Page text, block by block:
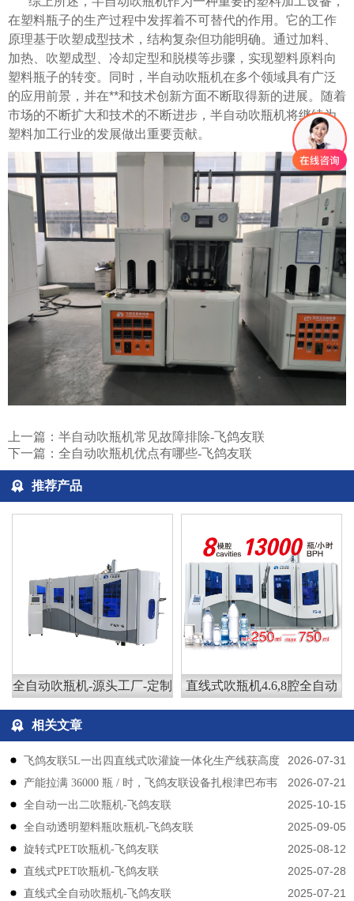
在塑料瓶子的生产过程中发挥着不可替代的作用。它的工作
原理基于吹塑成型技术，结构复杂但功能明确。通过加料、
加热、吹塑成型、冷却定型和脱模等步骤，实现塑料原料向
塑料瓶子的转变。同时，半自动吹瓶机在多个领域具有广泛
的应用前景，并在**和技术创新方面不断取得新的进展。随着
市场的不断扩大和技术的不断进步，半自动吹瓶机将继续为
塑料加工行业的发展做出重要贡献。
上一篇： 半自动吹瓶机常见故障排除-飞鸽友联
下一篇： 全自动吹瓶机优点有哪些-飞鸽友联
推荐产品
全自动吹瓶机-源头工厂-定制 直线式吹瓶机4.6,8腔全自动
相关文章
2026-07-31
飞鸽友联5L一出四直线式吹灌旋一体化生产线获高度
认可
2026-07-21
产能拉满 36000 瓶 / 时，飞鸽友联设备扎根津巴布韦
2025-10-15
​​全自动一出二吹瓶机-飞鸽友联
2025-09-05
全自动透明塑料瓶吹瓶机-飞鸽友联
2025-08-12
旋转式PET吹瓶机-飞鸽友联
2025-07-28
直线式PET吹瓶机-飞鸽友联
2025-07-21
直线式全自动吹瓶机-飞鸽友联